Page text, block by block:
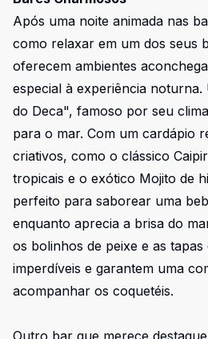
Após uma noite animada nas
como relaxar em um dos seus
oferecem ambientes
especial à experiência
do Deca", famoso por seu
para o mar. Com um cardápio
criativos, como o clássico
tropicais e o exótico Mojito de
perfeito para saborear uma
enquanto aprecia a brisa do
os bolinhos de peixe e as
imperdíveis e garantem uma
acompanhar os coquetéis.
Outro bar que merece